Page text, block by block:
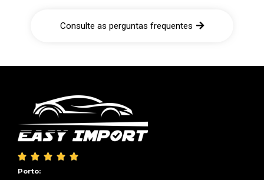
Consulte as perguntas frequentes
    
Porto: